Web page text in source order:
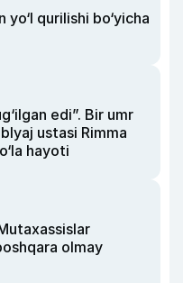
qurilishi bo‘yicha
edi”. Bir umr
ustasi Rimma
hayoti
olmay